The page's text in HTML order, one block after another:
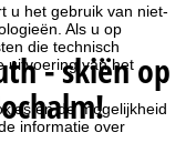
u het gebruik van niet-
Als u op
die technisch
uitvoering van het
en de mogelijkheid
informatie over
- skiën op